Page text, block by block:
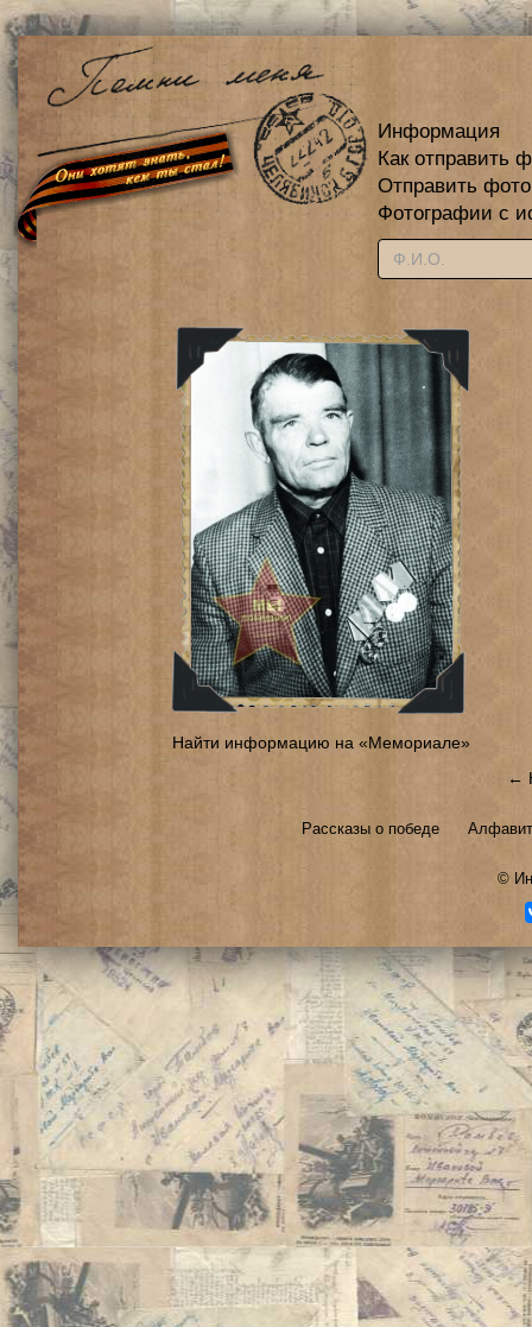
Информация
Как отправить
Отправить
Фотографии с
Найти информацию на «Мемориале»
←
Рассказы о победе
©